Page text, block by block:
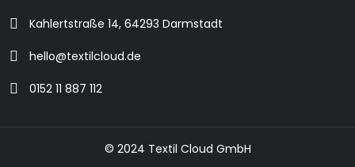
Kahlertstraße 14, 64293 Darmstadt
hello@textilcloud.de
0152 11 887 112
© 2024 Textil Cloud GmbH